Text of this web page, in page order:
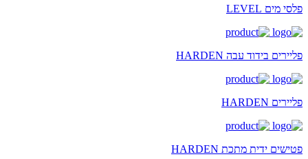
פלסי מים LEVEL
פליירים בידוד עבה HARDEN
פליירים HARDEN
פטישים ידית מתכת HARDEN